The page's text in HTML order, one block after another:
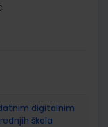
digitalnim
škola